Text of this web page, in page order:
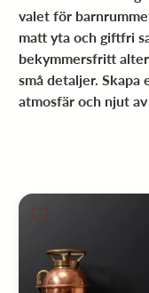
valet för
matt yta och giftfri
bekymmersfritt
små detaljer. Skapa
atmosfär och njut